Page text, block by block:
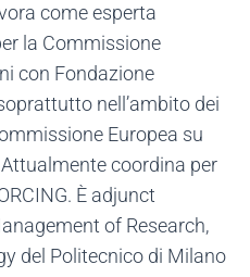
come esperta
la Commissione
con Fondazione
nell’ambito dei
Europea su
coordina per
È adjunct
of Research,
del Politecnico di Milano